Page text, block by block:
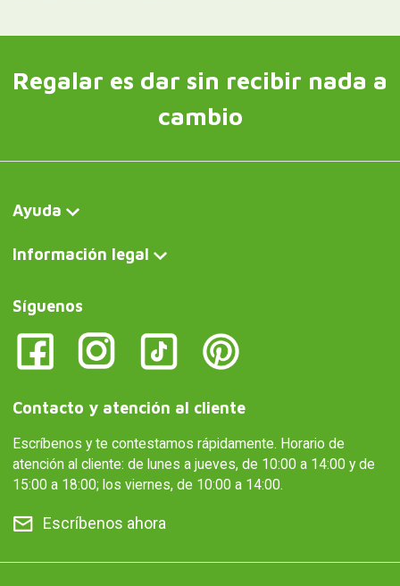
Regalar es dar sin recibir nada a
cambio
Ayuda
Información legal
Síguenos
Contacto y atención al cliente
Escríbenos y te contestamos rápidamente. Horario de
atención al cliente: de lunes a jueves, de 10:00 a 14:00 y de
15:00 a 18:00; los viernes, de 10:00 a 14:00.
Escríbenos ahora